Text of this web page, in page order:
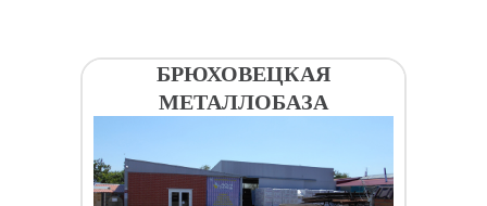
БРЮХОВЕЦКАЯ
МЕТАЛЛОБАЗА